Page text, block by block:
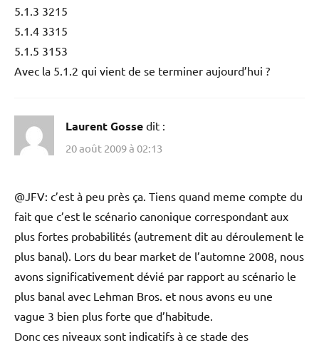
5.1.3 3215
5.1.4 3315
5.1.5 3153
Avec la 5.1.2 qui vient de se terminer aujourd’hui ?
Laurent Gosse dit :
20 août 2009 à 02:13
@JFV: c’est à peu près ça. Tiens quand meme compte du
fait que c’est le scénario canonique correspondant aux
plus fortes probabilités (autrement dit au déroulement le
plus banal). Lors du bear market de l’automne 2008, nous
avons significativement dévié par rapport au scénario le
plus banal avec Lehman Bros. et nous avons eu une
vague 3 bien plus forte que d’habitude.
Donc ces niveaux sont indicatifs à ce stade des